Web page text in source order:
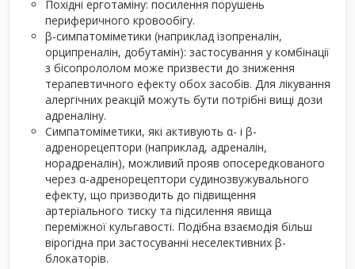
Похідні ерготаміну: посилення порушень
периферичного кровообігу.
β-симпатоміметики (наприклад ізопреналін,
орципреналін, добутамін): застосування у комбінації
з бісопрололом може призвести до зниження
терапевтичного ефекту обох засобів. Для лікування
алергічних реакцій можуть бути потрібні вищі дози
адреналіну.
Симпатоміметики, які активують α- і β-
адренорецептори (наприклад, адреналін,
норадреналін), можливий прояв опосередкованого
через α-адренорецептори судинозвужувального
ефекту, що призводить до підвищення
артеріального тиску та підсилення явища
переміжної кульгавості. Подібна взаємодія більш
вірогідна при застосуванні неселективних β-
блокаторів.